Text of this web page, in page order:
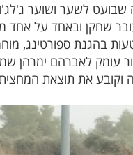
אשטגה שבועט לשער
על אחד מול השוער
בהגנת ספורטינג,
את תוצאת המחצית, 4-